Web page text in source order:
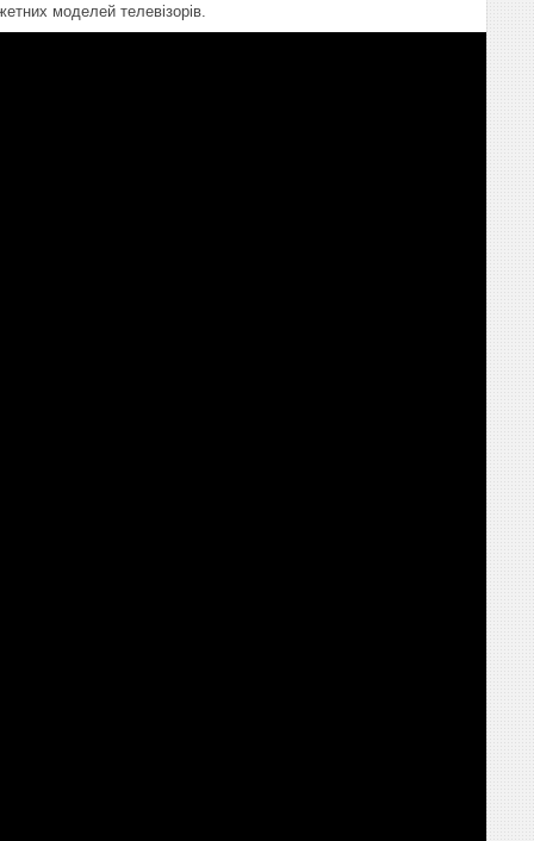
моделей телевізорів.